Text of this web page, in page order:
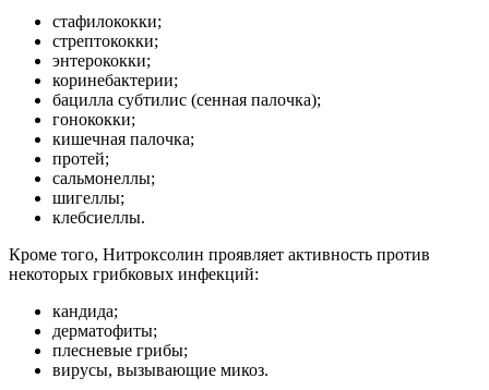
стафилококки;
стрептококки;
энтерококки;
коринебактерии;
бацилла субтилис (сенная палочка);
гонококки;
кишечная палочка;
протей;
сальмонеллы;
шигеллы;
клебсиеллы.
Кроме того, Нитроксолин проявляет активность против
некоторых грибковых инфекций:
кандида;
дерматофиты;
плесневые грибы;
вирусы, вызывающие микоз.